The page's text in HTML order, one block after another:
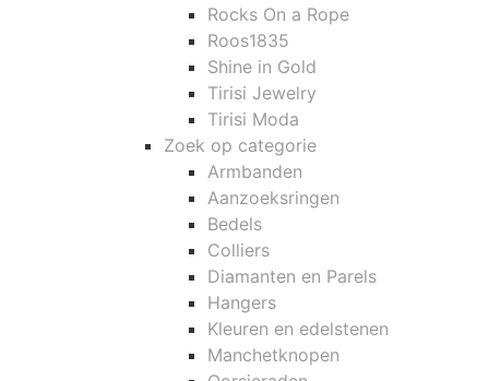
Rocks On a Rope
Roos1835
Shine in Gold
Tirisi Jewelry
Tirisi Moda
Zoek op categorie
Armbanden
Aanzoeksringen
Bedels
Colliers
Diamanten en Parels
Hangers
Kleuren en edelstenen
Manchetknopen